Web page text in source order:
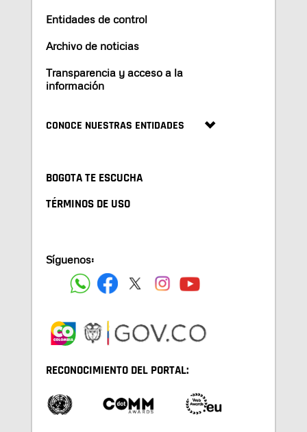
Entidades de control
Archivo de noticias
Transparencia y acceso a la
información
CONOCE NUESTRAS ENTIDADES
BOGOTA TE ESCUCHA
TÉRMINOS DE USO
Síguenos:
RECONOCIMIENTO DEL PORTAL: